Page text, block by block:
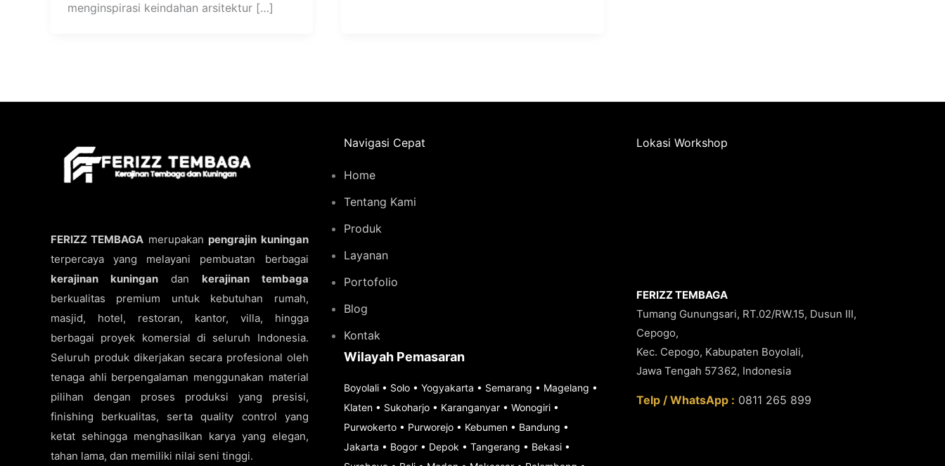
menginspirasi keindahan arsitektur […]
FERIZZ TEMBAGA merupakan pengrajin kuningan
terpercaya yang melayani pembuatan berbagai
kerajinan kuningandan kerajinan tembaga
berkualitas premium untuk kebutuhan rumah,
masjid, hotel, restoran, kantor, villa, hingga
berbagai proyek komersial di seluruh Indonesia.
Seluruh produk dikerjakan secara profesional oleh
tenaga ahli berpengalaman menggunakan material
pilihan dengan proses produksi yang presisi,
finishing berkualitas, serta quality control yang
ketat sehingga menghasilkan karya yang elegan,
tahan lama, dan memiliki nilai seni tinggi.
Navigasi Cepat
Home
Tentang Kami
Produk
Layanan
Portofolio
Blog
Kontak
Wilayah Pemasaran
Boyolali• Solo• Yogyakarta • Semarang • Magelang •
Klaten• Sukoharjo• Karanganyar• Wonogiri•
Purwokerto• Purworejo• Kebumen• Bandung •
Jakarta • Bogor• Depok • Tangerang • Bekasi•
Lokasi Workshop
FERIZZ TEMBAGA
Tumang Gunungsari, RT.02/RW.15, Dusun III,
Cepogo,
Kec. Cepogo, Kabupaten Boyolali,
Jawa Tengah 57362, Indonesia
Telp / WhatsApp : 0811 265 899